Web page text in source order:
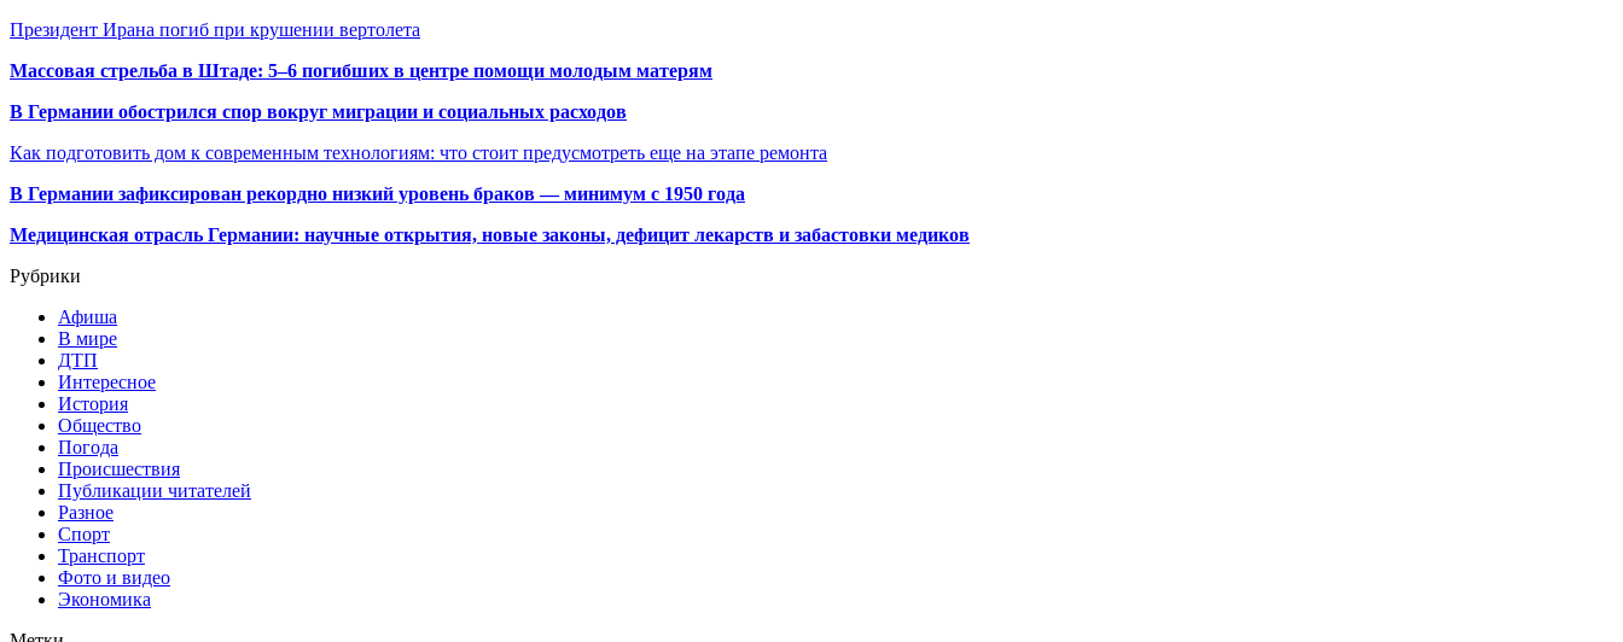
Президент Ирана погиб при крушении вертолета
Массовая стрельба в Штаде: 5–6 погибших в центре помощи молодым матерям
В Германии обострился спор вокруг миграции и социальных расходов
Как подготовить дом к современным технологиям: что стоит предусмотреть еще на этапе ремонта
В Германии зафиксирован рекордно низкий уровень браков — минимум с 1950 года
Медицинская отрасль Германии: научные открытия, новые законы, дефицит лекарств и забастовки медиков
Рубрики
Афиша
В мире
ДТП
Интересное
История
Общество
Погода
Происшествия
Публикации читателей
Разное
Спорт
Транспорт
Фото и видео
Экономика